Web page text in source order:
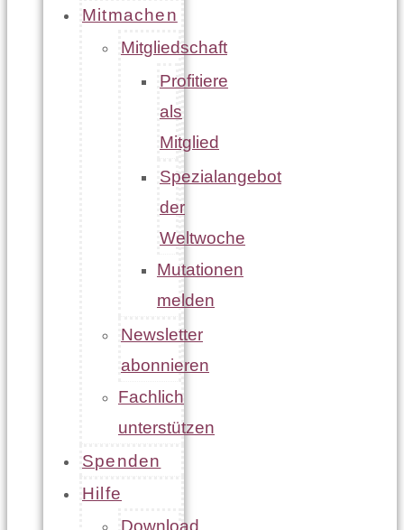
Mitmachen
Mitgliedschaft
Profitiere
als
Mitglied
Spezialangebot
der
Weltwoche
Mutationen
melden
Newsletter
abonnieren
Fachlich
unterstützen
Spenden
Hilfe
Download